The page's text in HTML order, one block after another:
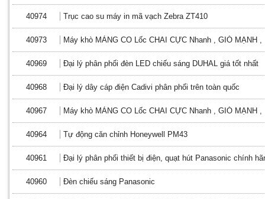
40974 Trục cao su máy in mã vạch Zebra ZT410
40973 Máy khò MÀNG CO Lốc CHAI CỰC Nhanh , GIÓ MẠNH ,
40969 Đại lý phân phối đèn LED chiếu sáng DUHAL giá tốt nhất
40968 Đại lý dây cáp điện Cadivi phân phối trên toàn quốc
40967 Máy khò MÀNG CO Lốc CHAI CỰC Nhanh , GIÓ MẠNH ,
40964 Tự động căn chỉnh Honeywell PM43
40961 Đại lý phân phối thiết bị điện, quạt hút Panasonic chính
40960 Đèn chiếu sáng Panasonic